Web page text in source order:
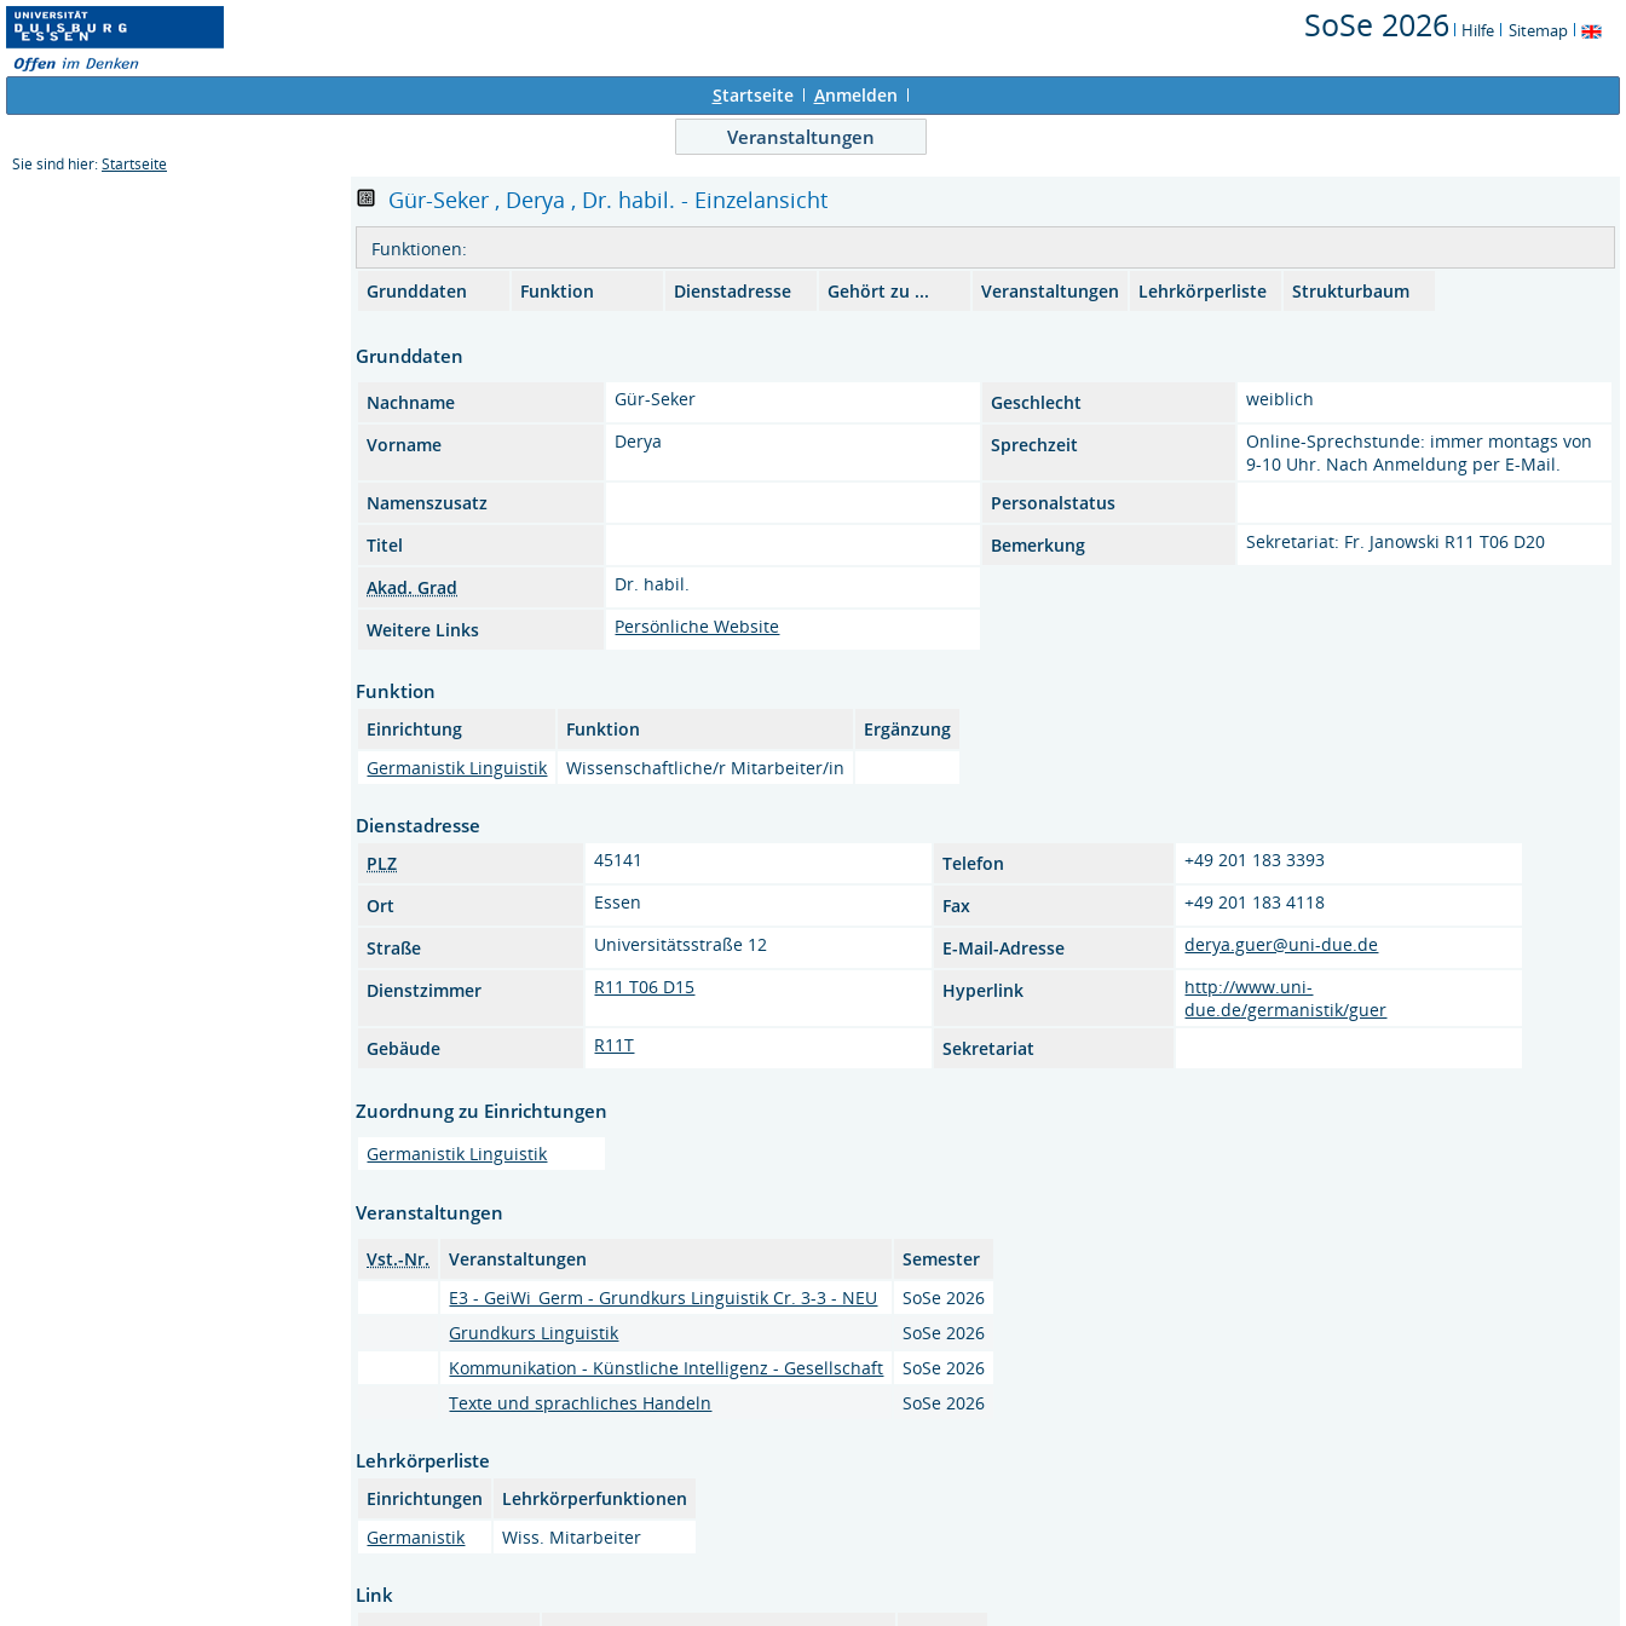
SoSe 2026 Hilfe Sitemap
Startseite Anmelden
Veranstaltungen
Sie sind hier: Startseite
Gür-Seker , Derya , Dr. habil. - Einzelansicht
Funktionen:
Grunddaten
Funktion Dienstadresse Gehört zu ... Veranstaltungen Lehrkörperliste Strukturbaum
Grunddaten
Nachname Gür-Seker Geschlecht
weiblich
Vorname
Derya Sprechzeit
Online-Sprechstunde: immer montags von
9-10 Uhr. Nach Anmeldung per E-Mail.
Namenszusatz
Personalstatus
Titel
Bemerkung
Sekretariat: Fr. Janowski R11 T06 D20
Akad. Grad
Dr. habil.
Weitere Links
Persönliche Website
Funktion
Einrichtung Funktion
Ergänzung
Germanistik Linguistik
Wissenschaftliche/r Mitarbeiter/in
Dienstadresse
PLZ 45141 Telefon
+49 201 183 3393
Ort
Essen Fax
+49 201 183 4118
Straße
Universitätsstraße 12 E-Mail-Adresse
derya.guer@uni-due.de
Dienstzimmer
R11 T06 D15 Hyperlink
http://www.uni-
due.de/germanistik/guer
Gebäude
R11T Sekretariat
Zuordnung zu Einrichtungen
Germanistik Linguistik
Veranstaltungen
Vst.-Nr. Veranstaltungen
Semester
E3 - GeiWi_Germ - Grundkurs Linguistik Cr. 3-3 - NEU
SoSe 2026
Grundkurs Linguistik
SoSe 2026
Kommunikation - Künstliche Intelligenz - Gesellschaft
SoSe 2026
Texte und sprachliches Handeln
SoSe 2026
Lehrkörperliste
Einrichtungen
Lehrkörperfunktionen
Germanistik
Wiss. Mitarbeiter
Link